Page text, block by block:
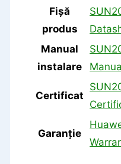
Fișă
produs
Manual
instalare
Certificat
Garanție